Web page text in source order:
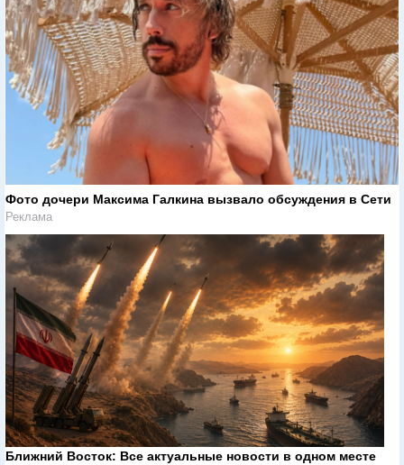
Фото дочери Максима Галкина вызвало обсуждения в Сети
Реклама
Ближний Восток: Все актуальные новости в одном месте